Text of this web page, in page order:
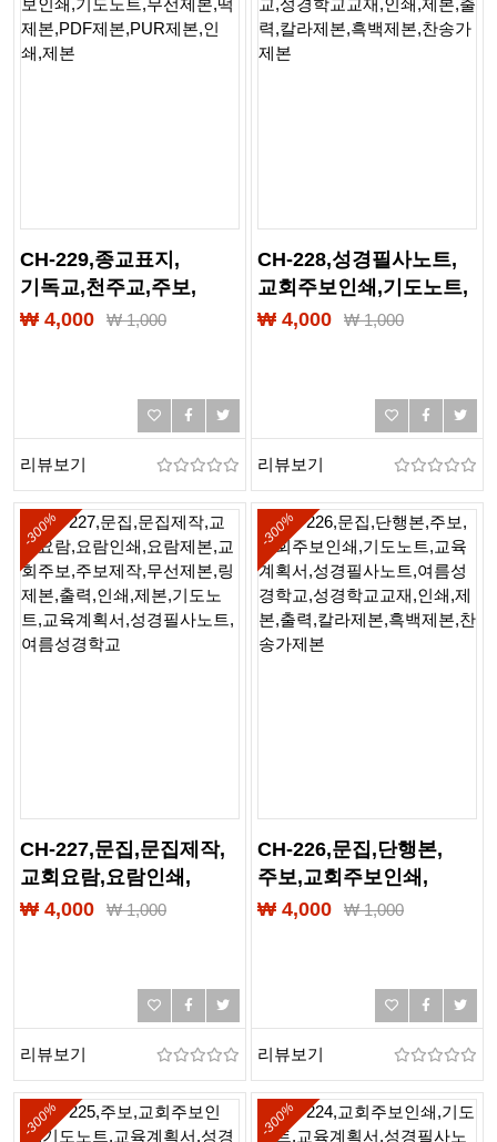
CH-229,종교표지,
기독교,천주교,주보,
주보인쇄,요람제본,
떡제본,PDF제본,PUR제본,
인쇄,제본
₩ 4,000 ₩1,000
리뷰보기
CH-228,성경필사노트,
교회주보인쇄,기도노트,
교육계획서,
성경학교교재,인쇄,제본,
출력,칼라제본,흑백제본,
찬송가제본
₩ 4,000 ₩1,000
리뷰보기
-300%
CH-227,문집,문집제작,
교회요람,요람인쇄,
요람제본,교회주보,
기도노트,교육계획서,
여름성경학교
₩ 4,000 ₩1,000
리뷰보기
-300%
CH-226,문집,단행본,
주보,교회주보인쇄,
기도노트,교육계획서,
성경학교교재,인쇄,제본,
출력,칼라제본,흑백제본,
찬송가제본
₩ 4,000 ₩1,000
리뷰보기
-300% -300%